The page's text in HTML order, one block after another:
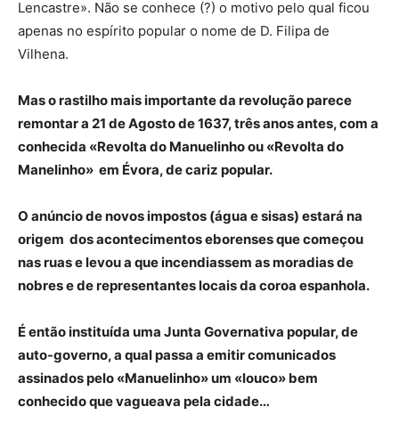
Lencastre». Não se conhece (?) o motivo pelo qual ficou
apenas no espírito popular o nome de D. Filipa de
Vilhena.
Mas o rastilho mais importante da revolução parece
remontar a 21 de Agosto de 1637, três anos antes, com a
conhecida «Revolta do Manuelinho ou «Revolta do
Manelinho» em Évora, de cariz popular.
O anúncio de novos impostos (água e sisas) estará na
origem dos acontecimentos eborenses que começou
nas ruas e levou a que incendiassem as moradias de
nobres e de representantes locais da coroa espanhola.
É então instituída uma Junta Governativa popular, de
auto-governo, a qual passa a emitir comunicados
assinados pelo «Manuelinho» um «louco» bem
conhecido que vagueava pela cidade…